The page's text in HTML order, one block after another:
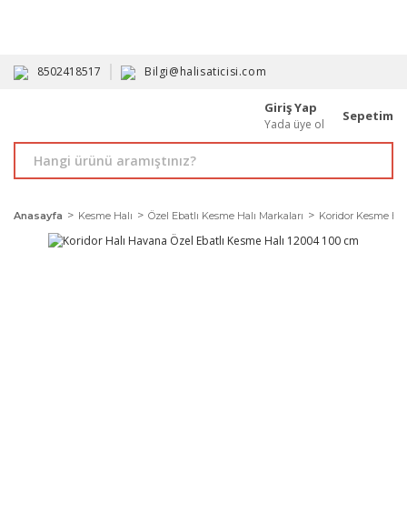
8502418517 Bilgi@halisaticisi.com
Giriş Yap
Yada üye ol
Sepetim
Anasayfa Kesme Halı Özel Ebatlı Kesme Halı Markaları Koridor Kesme